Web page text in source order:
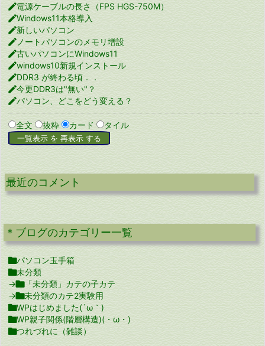
電源ケーブルの長さ（FPS HGS-750M）
Windows11本格導入
新しいパソコン
ノートパソコンのメモリ増設
古いパソコンにWindows11
windows10新規インストール
DDR3 が終わる頃．．
今更DDR3は"無い"？
パソコン、どこをどう変える？
全文 抜粋 カード タイル
最近のコメント
＊ブログのカテゴリー一覧
パソコン玉手箱
未分類
→「未分類」カテの子カテ
→未分類のカテ2実験用
WPはじめました(´ω｀)
WP親子関係(階層構造)(・ω・)
つれづれに（雑談）